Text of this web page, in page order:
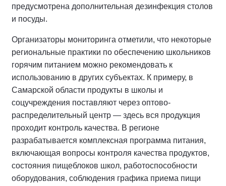
предусмотрена дополнительная дезинфекция столов
и посуды.
Организаторы мониторинга отметили, что некоторые
региональные практики по обеспечению школьников
горячим питанием можно рекомендовать к
использованию в других субъектах. К примеру, в
Самарской области продукты в школы и
соцучреждения поставляют через оптово-
распределительный центр — здесь вся продукция
проходит контроль качества. В регионе
разрабатывается комплексная программа питания,
включающая вопросы контроля качества продуктов,
состояния пищеблоков школ, работоспособности
оборудования, соблюдения графика приема пищи